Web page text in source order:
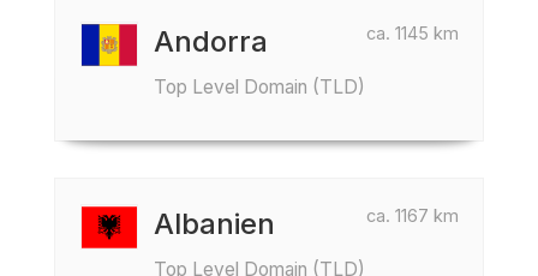
ca. 1145 km
Andorra
Top Level Domain (TLD)
ca. 1167 km
Albanien
Top Level Domain (TLD)